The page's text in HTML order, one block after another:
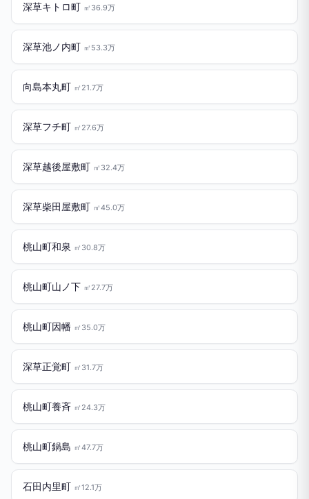
深草キトロ町 ㎡36.9万
深草池ノ内町 ㎡53.3万
向島本丸町 ㎡21.7万
深草フチ町 ㎡27.6万
深草越後屋敷町 ㎡32.4万
深草柴田屋敷町 ㎡45.0万
桃山町和泉 ㎡30.8万
桃山町山ノ下 ㎡27.7万
桃山町因幡 ㎡35.0万
深草正覚町 ㎡31.7万
桃山町養斉 ㎡24.3万
桃山町鍋島 ㎡47.7万
石田内里町 ㎡12.1万